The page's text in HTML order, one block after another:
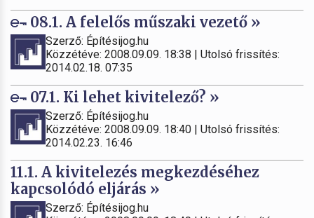
08.1. A felelős műszaki vezető »
Szerző: Építésijog.hu
Közzétéve: 2008.09.09. 18:38 | Utolsó frissítés:
2014.02.18. 07:35
07.1. Ki lehet kivitelező? »
Szerző: Építésijog.hu
Közzétéve: 2008.09.09. 18:40 | Utolsó frissítés:
2014.02.23. 16:46
11.1. A kivitelezés megkezdéséhez
kapcsolódó eljárás »
Szerző: Építésijog.hu